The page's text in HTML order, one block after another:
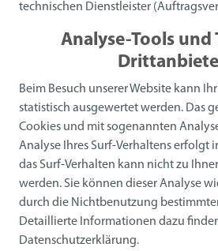
technischen Dienstleister
Analyse-Tools und
Beim Besuch unserer Website kann
statistisch ausgewertet werden. Das
Cookies und mit sogenannten
Analyse Ihres Surf-Verhaltens erfolgt
das Surf-Verhalten kann nicht zu
werden. Sie können dieser Analyse
durch die Nichtbenutzung
Detaillierte Informationen dazu
Datenschutzerklärung.